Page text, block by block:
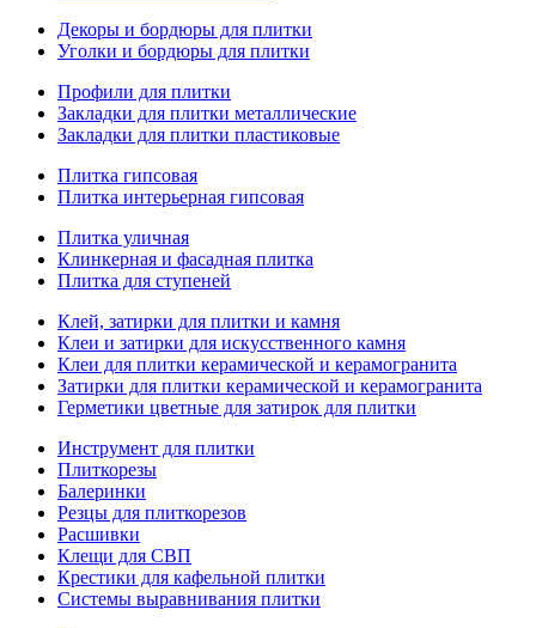
Декоры и бордюры для плитки
Уголки и бордюры для плитки
Профили для плитки
Закладки для плитки металлические
Закладки для плитки пластиковые
Плитка гипсовая
Плитка интерьерная гипсовая
Плитка уличная
Клинкерная и фасадная плитка
Плитка для ступеней
Клей, затирки для плитки и камня
Клеи и затирки для искусственного камня
Клеи для плитки керамической и керамогранита
Затирки для плитки керамической и керамогранита
Герметики цветные для затирок для плитки
Инструмент для плитки
Плиткорезы
Балеринки
Резцы для плиткорезов
Расшивки
Клещи для СВП
Крестики для кафельной плитки
Системы выравнивания плитки